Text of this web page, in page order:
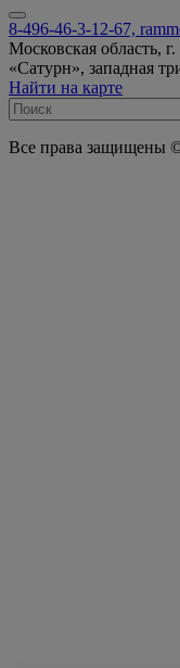
8-496-46-3-12-67,
Московская область,
«Сатурн», западная
Найти на карте
Все права защищены